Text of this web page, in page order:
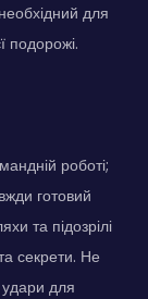
для
подорожі.
роботі;
готовий
та підозрілі
секрети. Не
для